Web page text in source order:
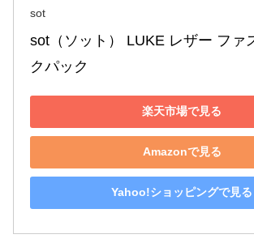
sot
sot（ソット） LUKE レザー ファ
クパック
楽天市場で見る
Amazonで見る
Yahoo!ショッピングで見る